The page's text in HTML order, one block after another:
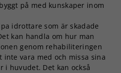
på med kunskaper inom
idrottare som är skadade
kan handla om hur man
genom rehabiliteringen
vara med och missa sina
huvudet. Det kan också